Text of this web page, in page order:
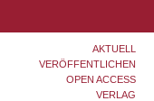
AKTUELL
VERÖFFENTLICHEN
OPEN ACCESS
VERLAG